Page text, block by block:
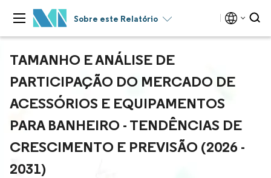
Sobre este Relatório
TAMANHO E ANÁLISE DE
PARTICIPAÇÃO DO MERCADO DE
ACESSÓRIOS E EQUIPAMENTOS
PARA BANHEIRO - TENDÊNCIAS DE
CRESCIMENTO E PREVISÃO (2026 -
2031)